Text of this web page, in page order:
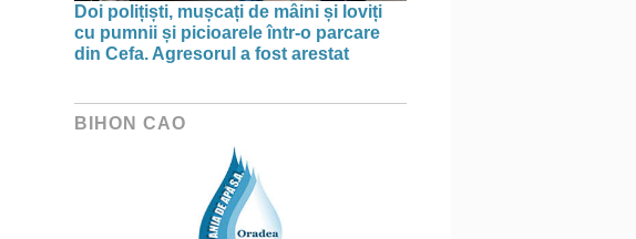
Doi polițiști, mușcați de mâini și loviți
cu pumnii și picioarele într-o parcare
din Cefa. Agresorul a fost arestat
BIHON CAO